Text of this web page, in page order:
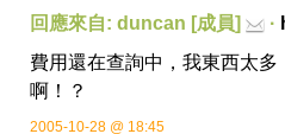
回應來自: duncan [成員] ·
費用還在查詢中，我東西太
啊！？
2005-10-28 @ 18:45